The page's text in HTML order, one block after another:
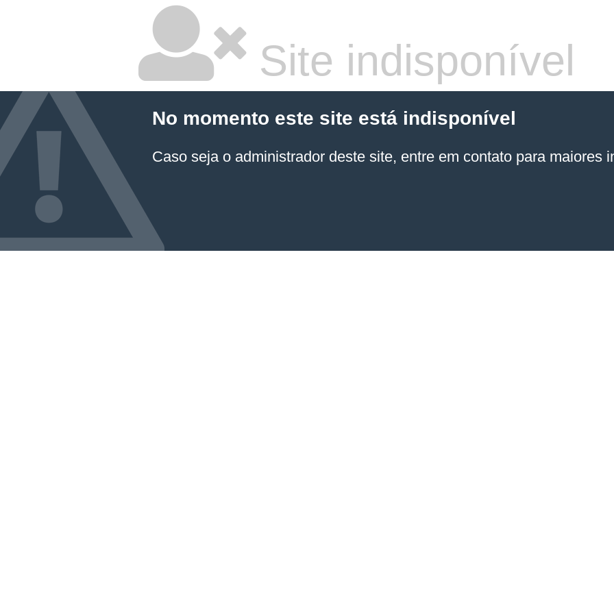
Site indisponível
No momento este site está indisponível
Caso seja o administrador deste site, entre em contato para maiores